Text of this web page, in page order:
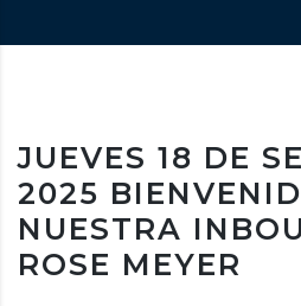
JUEVES 18 DE
2025
NUESTRA
ROSE MEYER